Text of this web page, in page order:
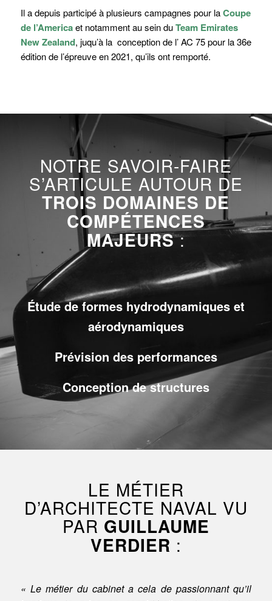
Il a depuis participé à plusieurs campagnes pour laCoupe
de l’Americaet notamment au sein duTeam Emirates
New Zealand, juqu’à la conception de l’ AC 75 pour la 36e
édition de l’épreuve en 2021, qu’ils ont remporté.
NOTRE SAVOIR-FAIRE
S’ARTICULE AUTOUR DE
TROIS DOMAINES DE
COMPÉTENCES
MAJEURS:
Étude de formes hydrodynamiques et
aérodynamiques
Prévision des performances
Conception de structures
LE MÉTIER
D’ARCHITECTE NAVAL VU
PAR GUILLAUME
VERDIER :
« Le métier du cabinet a cela de passionnant qu’il